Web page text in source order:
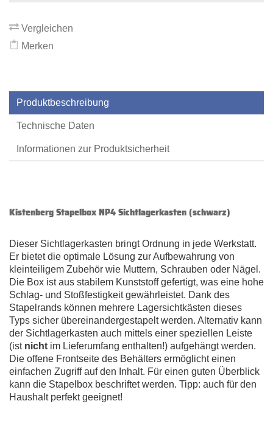
Vergleichen
Merken
Produktbeschreibung
Technische Daten
Informationen zur Produktsicherheit
Kistenberg Stapelbox NP4 Sichtlagerkasten (schwarz)
Dieser Sichtlagerkasten bringt Ordnung in jede Werkstatt.
Er bietet die optimale Lösung zur Aufbewahrung von
kleinteiligem Zubehör wie Muttern, Schrauben oder Nägel.
Die Box ist aus stabilem Kunststoff gefertigt, was eine hohe
Schlag- und Stoßfestigkeit gewährleistet. Dank des
Stapelrands können mehrere Lagersichtkästen dieses
Typs sicher übereinandergestapelt werden. Alternativ kann
der Sichtlagerkasten auch mittels einer speziellen Leiste
(ist nicht im Lieferumfang enthalten!) aufgehängt werden.
Die offene Frontseite des Behälters ermöglicht einen
einfachen Zugriff auf den Inhalt. Für einen guten Überblick
kann die Stapelbox beschriftet werden. Tipp: auch für den
Haushalt perfekt geeignet!